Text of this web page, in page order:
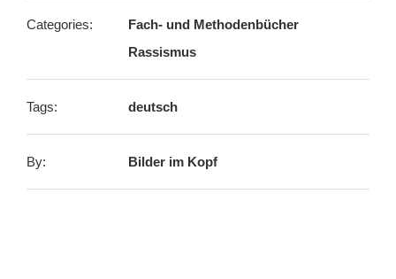
Categories:
Fach- und Methodenbücher
Rassismus
Tags: deutsch
By: Bilder im Kopf